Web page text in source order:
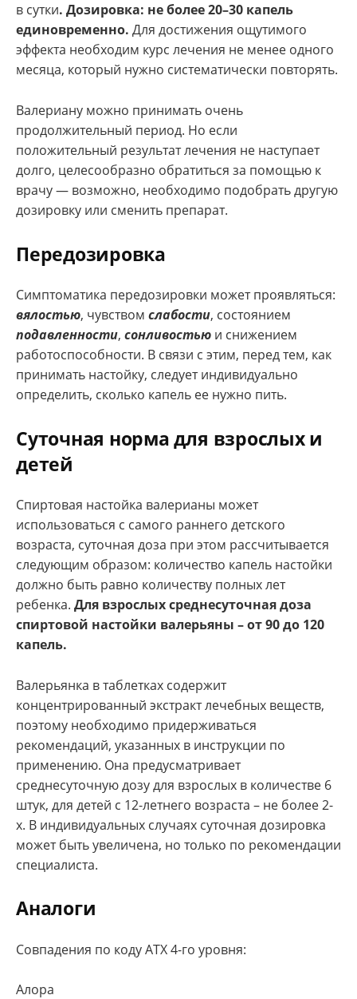
в сутки. Дозировка: не более 20–30 капель
единовременно. Для достижения ощутимого
эффекта необходим курс лечения не менее одного
месяца, который нужно систематически повторять.
Валериану можно принимать очень
продолжительный период. Но если
положительный результат лечения не наступает
долго, целесообразно обратиться за помощью к
врачу — возможно, необходимо подобрать другую
дозировку или сменить препарат.
Передозировка
Симптоматика передозировки может проявляться:
вялостью, чувством слабости, состоянием
подавленности, сонливостью и снижением
работоспособности. В связи с этим, перед тем, как
принимать настойку, следует индивидуально
определить, сколько капель ее нужно пить.
Суточная норма для взрослых и
детей
Спиртовая настойка валерианы может
использоваться с самого раннего детского
возраста, суточная доза при этом рассчитывается
следующим образом: количество капель настойки
должно быть равно количеству полных лет
ребенка. Для взрослых среднесуточная доза
спиртовой настойки валерьяны – от 90 до 120
капель.
Валерьянка в таблетках содержит
концентрированный экстракт лечебных веществ,
поэтому необходимо придерживаться
рекомендаций, указанных в инструкции по
применению. Она предусматривает
среднесуточную дозу для взрослых в количестве 6
штук, для детей с 12-летнего возраста – не более 2-
х. В индивидуальных случаях суточная дозировка
может быть увеличена, но только по рекомендации
специалиста.
Аналоги
Совпадения по коду АТХ 4-го уровня:
Алора